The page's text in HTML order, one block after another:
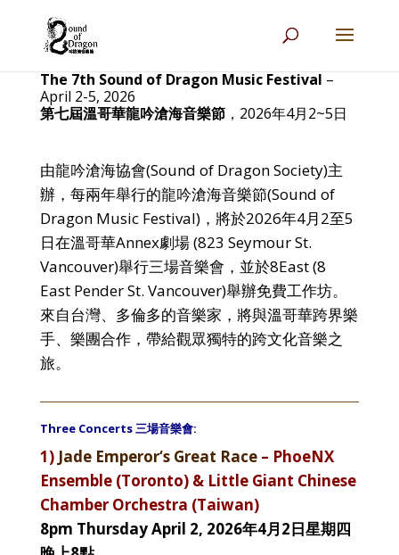
The 7th Sound of Dragon Music Festival –
April 2-5, 2026
第七屆溫哥華龍吟滄海音樂節，2026年4月2~5日
由龍吟滄海協會(Sound of Dragon Society)主
辦，每兩年舉行的龍吟滄海音樂節(Sound of
Dragon Music Festival)，將於2026年4月2至5
日在溫哥華Annex劇場(823 Seymour St.
Vancouver)舉行三場音樂會，並於8East (8
East Pender St. Vancouver)舉辦免費工作坊。
來自台灣、多倫多的音樂家，將與溫哥華跨界樂
手、樂團合作，帶給觀眾獨特的跨文化音樂之
旅。
Three Concerts 三場音樂會:
1) Jade Emperor‘s Great Race– PhoeNX
Ensemble (Toronto) & Little Giant Chinese
Chamber Orchestra (Taiwan)
8pm Thursday April 2, 2026年4月2日星期四